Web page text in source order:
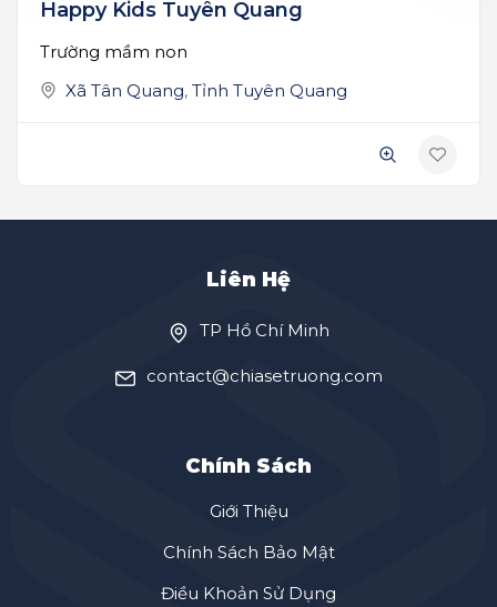
Happy Kids Tuyên Quang
Trường mầm non
Xã Tân Quang, Tỉnh Tuyên Quang
Liên Hệ
TP Hồ Chí Minh
contact@chiasetruong.com
Chính Sách
Giới Thiệu
Chính Sách Bảo Mật
Điều Khoản Sử Dụng